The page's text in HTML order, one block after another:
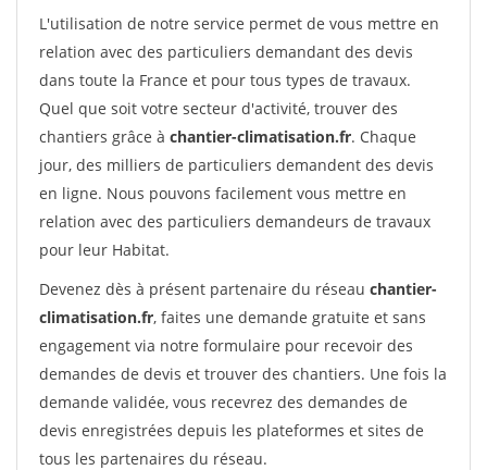
L'utilisation de notre service permet de vous mettre en
relation avec des particuliers demandant des devis
dans toute la France et pour tous types de travaux.
Quel que soit votre secteur d'activité, trouver des
chantiers grâce à chantier-climatisation.fr. Chaque
jour, des milliers de particuliers demandent des devis
en ligne. Nous pouvons facilement vous mettre en
relation avec des particuliers demandeurs de travaux
pour leur Habitat.
Devenez dès à présent partenaire du réseau chantier-
climatisation.fr, faites une demande gratuite et sans
engagement via notre formulaire pour recevoir des
demandes de devis et trouver des chantiers. Une fois la
demande validée, vous recevrez des demandes de
devis enregistrées depuis les plateformes et sites de
tous les partenaires du réseau.